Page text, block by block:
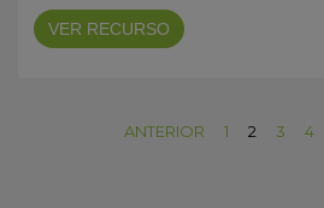
VER RECURSO
ANTERIOR 1 2 3 4